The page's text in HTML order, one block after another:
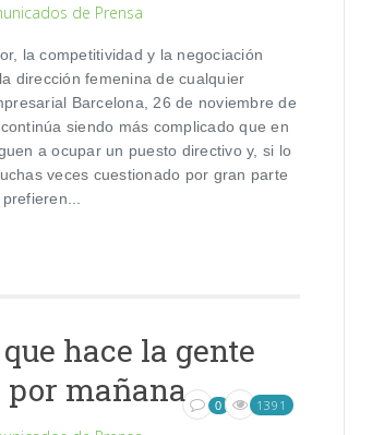
de Prensa
la competitividad y la negociación
dirección femenina de cualquier
Barcelona, 26 de noviembre de
siendo más complicado que en
a ocupar un puesto directivo y, si lo
veces cuestionado por gran parte
hace la gente
mañana
0 1391